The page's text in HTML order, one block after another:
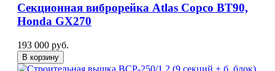
Секционная виброрейка Atlas Copco BT90,
Honda GX270
193 000 руб.
В корзину